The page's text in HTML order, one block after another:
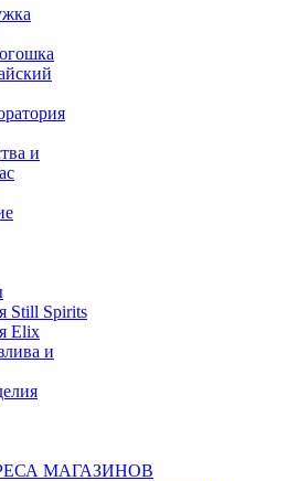
и
Still Spirits
Elix
и
МАГАЗИНОВ